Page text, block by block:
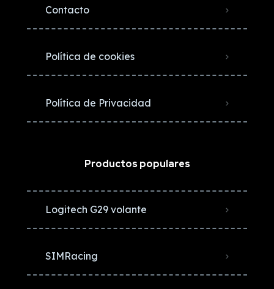
Contacto
Política de cookies
Política de Privacidad
Productos populares
Logitech G29 volante
SIMRacing